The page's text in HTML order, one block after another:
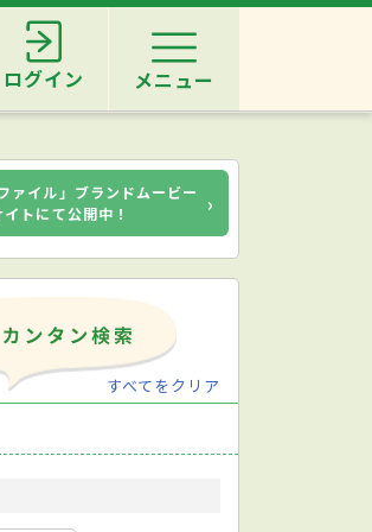
ログイン メニュー
ァイル」ブランドムービー
トにて公開中！
›
すべてをクリア